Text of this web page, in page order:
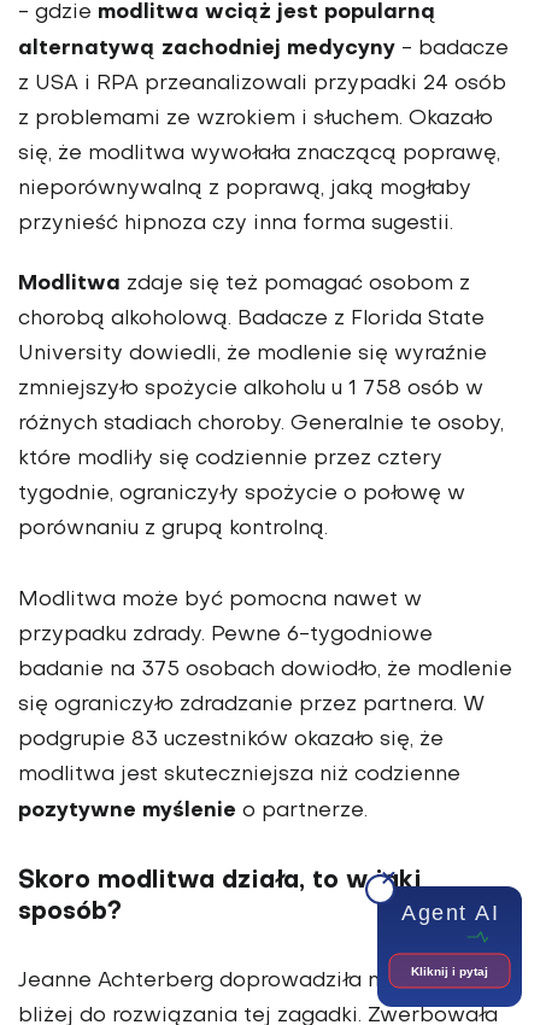
- gdzie modlitwa wciąż jest popularną
alternatywą zachodniej medycyny - badacze
z USA i RPA przeanalizowali przypadki 24 osób
z problemami ze wzrokiem i słuchem. Okazało
się, że modlitwa wywołała znaczącą poprawę,
nieporównywalną z poprawą, jaką mogłaby
przynieść hipnoza czy inna forma sugestii.
Modlitwa zdaje się też pomagać osobom z
chorobą alkoholową. Badacze z Florida State
University dowiedli, że modlenie się wyraźnie
zmniejszyło spożycie alkoholu u 1 758 osób w
różnych stadiach choroby. Generalnie te osoby,
które modliły się codziennie przez cztery
tygodnie, ograniczyły spożycie o połowę w
porównaniu z grupą kontrolną.
Modlitwa może być pomocna nawet w
przypadku zdrady. Pewne 6-tygodniowe
badanie na 375 osobach dowiodło, że modlenie
się ograniczyło zdradzanie przez partnera. W
podgrupie 83 uczestników okazało się, że
modlitwa jest skuteczniejsza niż codzienne
pozytywne myślenie o partnerze.
Skoro modlitwa działa, to w jaki
sposób?
Jeanne Achterberg doprowadziła nas nieco
bliżej do rozwiązania tej zagadki. Zwerbowała
Agent AI
Kliknij i pytaj